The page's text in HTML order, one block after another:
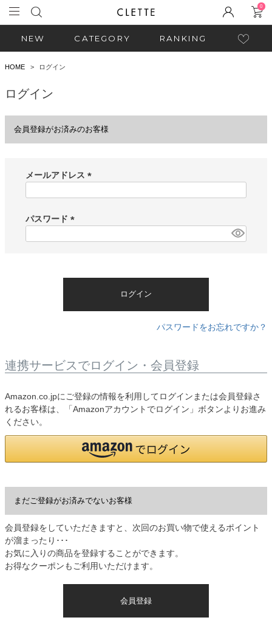
0
NEW CATEGORY RANKING
HOME ログイン
ログイン
会員登録がお済みのお客様
メールアドレス
)
パスワード
ログイン
パスワードをお忘れですか？
連携サービスでログイン・会員登録
Amazon.co.jpにご登録の情報を利用してログインまたは会員登録さ
れるお客様は、「Amazonアカウントでログイン」ボタンよりお進み
ください。
まだご登録がお済みでないお客様
会員登録をしていただきますと、次回のお買い物で使えるポイント
が溜まったり･･･
お気に入りの商品を登録することができます。
お得なクーポンもご利用いただけます。
会員登録